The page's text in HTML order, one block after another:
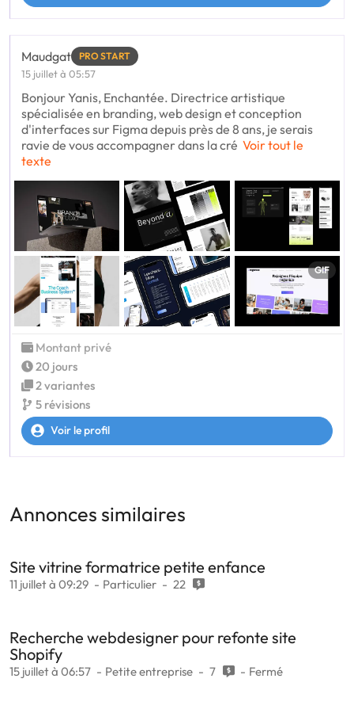
Maudgat PRO START
15 juillet à 05:57
Bonjour Yanis, Enchantée. Directrice artistique
spécialisée en branding, web design et conception
d'interfaces sur Figma depuis près de 8 ans, je serais
ravie de vous accompagner dans la cré Voir tout le
texte
GIF
Montant privé
20 jours
2 variantes
5 révisions
Voir le profil
Annonces similaires
Site vitrine formatrice petite enfance
11 juillet à 09:29 Particulier 22
Recherche webdesigner pour refonte site
Shopify
15 juillet à 06:57 Petite entreprise 7 Fermé